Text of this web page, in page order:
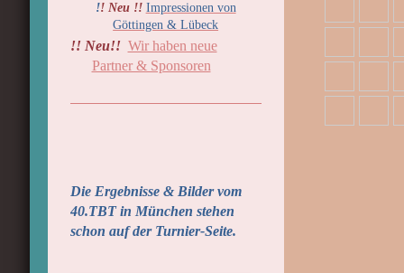
!! Neu !! Impressionen von
Göttingen & Lübeck
!! Neu!! Wir haben neue
Partner & Sponsoren
Die Ergebnisse & Bilder vom
40.TBT in München stehen
schon auf der Turnier-Seite.